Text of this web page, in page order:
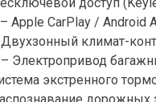
доступ
– Apple CarPlay / Android
климат-
– Электропривод
экстренного